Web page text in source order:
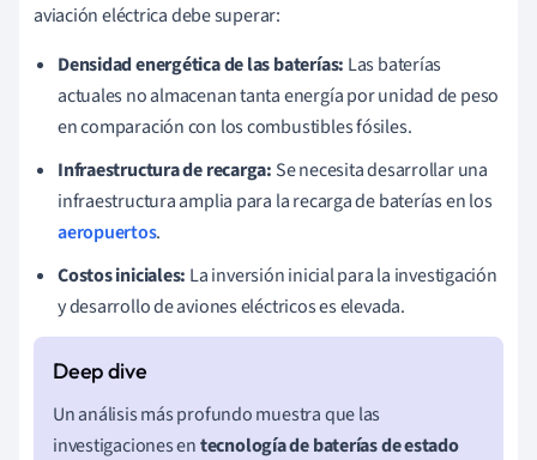
aviación eléctrica debe superar:
Densidad energética de las baterías: Las baterías
actuales no almacenan tanta energía por unidad de peso
en comparación con los combustibles fósiles.
Infraestructura de recarga: Se necesita desarrollar una
infraestructura amplia para la recarga de baterías en los
aeropuertos.
Costos iniciales: La inversión inicial para la investigación
y desarrollo de aviones eléctricos es elevada.
Un análisis más profundo muestra que las
investigaciones entecnología de baterías de estado